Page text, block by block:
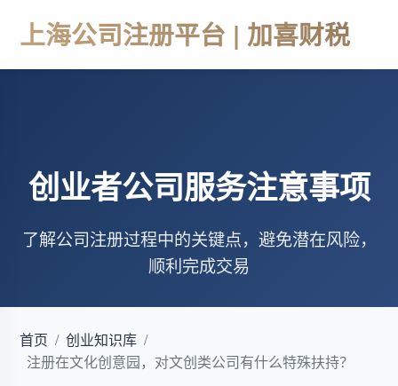
上海公司注册平台 | 加喜财税
创业者公司服务注意事项
了解公司注册过程中的关键点，避免潜在风险，
顺利完成交易
首页 / 创业知识库 /
注册在文化创意园，对文创类公司有什么特殊扶持？